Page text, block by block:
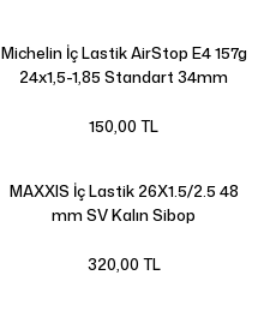
Michelin İç Lastik AirStop E4 157g
24x1,5-1,85 Standart 34mm
150,00 TL
MAXXIS İç Lastik 26X1.5/2.5 48
mm SV Kalın Sibop
320,00 TL